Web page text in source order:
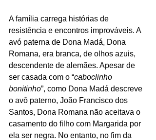
A família carrega histórias de
resistência e encontros improváveis. A
avó paterna de Dona Madá, Dona
Romana, era branca, de olhos azuis,
descendente de alemães. Apesar de
ser casada com o “caboclinho
bonitinho”, como Dona Madá descreve
o avô paterno, João Francisco dos
Santos, Dona Romana não aceitava o
casamento do filho com Margarida por
ela ser negra. No entanto, no fim da